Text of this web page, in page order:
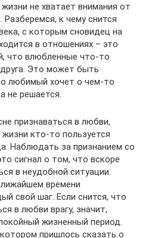
не хватает внимания от
Разберемся, к чему снится
с которым сновидец на
в отношениях – это
что влюбленные что-то
Это может быть
любимый хочет о чем-то
не решается.
признаваться в любви,
жизни кто-то пользуется
Наблюдать за признанием со
сигнал о том, что вскоре
в неудобной ситуации.
времени
свой шаг. Если снится, что
в любви врагу, значит,
жизненный период.
пришлось сказать о